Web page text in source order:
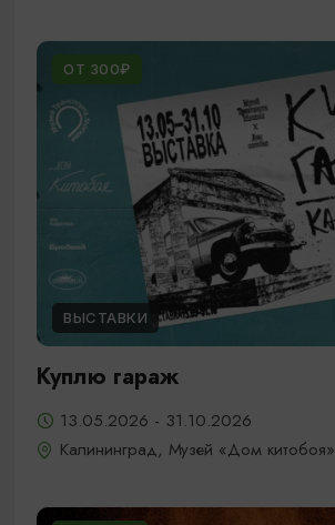
ОТ 300₽
ВЫСТАВКИ
Куплю гараж
13.05.2026 - 31.10.2026
Калининград, Музей «Дом китобоя»